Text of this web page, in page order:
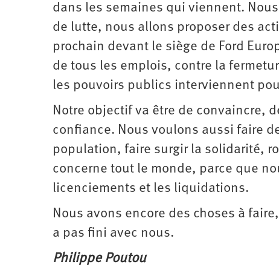
dans les semaines qui viennent.
de lutte, nous allons proposer des
prochain devant le siège de Ford
de tous les emplois, contre la
les pouvoirs publics interviennent
Notre objectif va être de convaincre,
confiance. Nous voulons aussi faire
population, faire surgir la solidarité,
concerne tout le monde, parce que
licenciements et les liquidations.
Nous avons encore des choses à
a pas fini avec nous.
Philippe Poutou